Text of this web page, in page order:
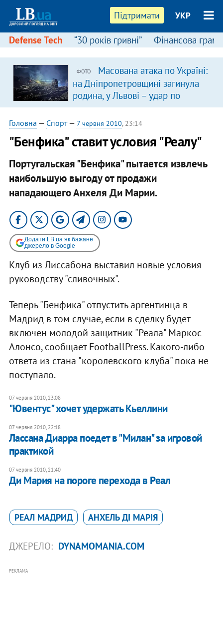
Підтримати УКР
Defense Tech “30 років гривні” Фінансова
ФОТО
Масована атака по Україні:
на Дніпропетровщині загинула
родина, у Львові – удар по
багатоповерхівках
(доповнюється)
Головна — Спорт— 7 червня 2010, 23:14
"Бенфика" ставит условия "Реалу"
Португальская "Бенфика" пытается извлечь
наибольшую выгоду от продажи
нападающего Анхеля Ди Марии.
Додати LB.ua як бажане
джерело в Google
Клуб из Лиссабона выставил новые условия
руководству "сливочных".
Теперь "Бенфика" отпустить аргентинца в
Мадрид в том случае, если в сделку будет
включен молодой защитник "Реала" Маркос
Алонсо, сообщает FootballPress. Какого-либо
ответа из стана "королевского клуба" пока не
поступало.
07 червня 2010, 23:08
"Ювентус" хочет удержать Кьеллини
07 червня 2010, 22:18
Лассана Диарра поедет в "Милан" за игровой
практикой
07 червня 2010, 21:40
Ди Мария на пороге перехода в Реал
РЕАЛ МАДРИД АНХЕЛЬ ДІ МАРІЯ
ДЖЕРЕЛО: DYNAMOMANIA.COM
РЕКЛАМА